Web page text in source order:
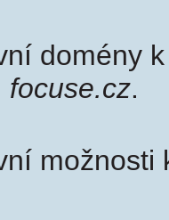
domény
focuse.cz.
možnosti